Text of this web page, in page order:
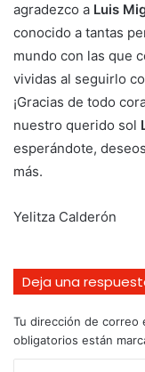
agradezco a Luis
conocido a tantas
mundo con las que
vividas al seguirlo
¡Gracias de todo
nuestro querido sol
esperándote,
más.
Yelitza Calderón
Deja una
Tu dirección de correo
obligatorios están